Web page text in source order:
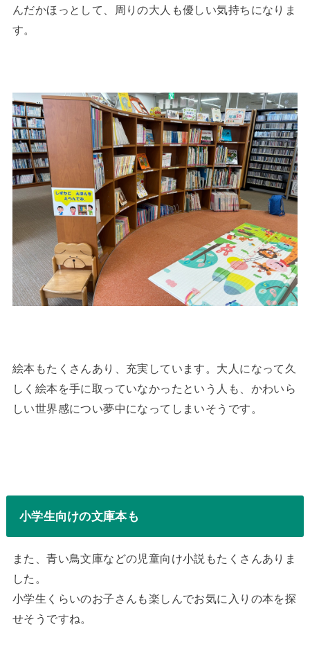
んだかほっとして、周りの大人も優しい気持ちになりま
す。
絵本もたくさんあり、充実しています。大人になって久
しく絵本を手に取っていなかったという人も、かわいら
しい世界感につい夢中になってしまいそうです。
小学生向けの文庫本も
また、青い鳥文庫などの児童向け小説もたくさんありま
した。
小学生くらいのお子さんも楽しんでお気に入りの本を探
せそうですね。